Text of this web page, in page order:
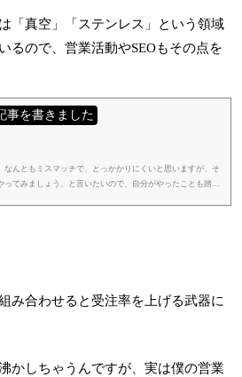
「真空」「ステンレス」という領域
るので、営業活動やSEOもその点を
事を書きました
なんともミスマッチで、とっかかりにくいと思いますが、そ
ってみましょう、と言いたいので、自分がやったことも踏ま
み合わせると受注率を上げる武器に
かしちゃうんですが、実は僕の営業